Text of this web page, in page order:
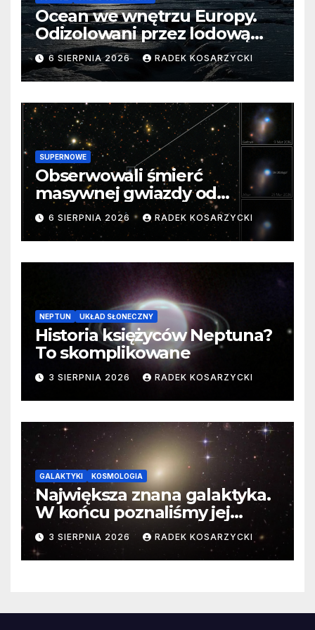
Ocean we wnętrzu Europy.
Odizolowani przez lodową
barierę
6 SIERPNIA 2026 RADEK KOSARZYCKI
SUPERNOWE
Obserwowali śmierć
masywnej gwiazdy od
samego początku. Niezwykle
cenne dane
6 SIERPNIA 2026 RADEK KOSARZYCKI
NEPTUN UKŁAD SŁONECZNY
Historia księżyców Neptuna?
To skomplikowane
3 SIERPNIA 2026 RADEK KOSARZYCKI
GALAKTYKI KOSMOLOGIA
Największa znana galaktyka.
W końcu poznaliśmy jej
faktyczne wymiary
3 SIERPNIA 2026 RADEK KOSARZYCKI